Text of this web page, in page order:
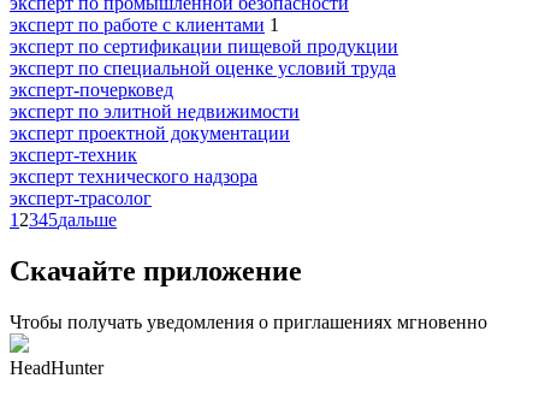
эксперт по работе с клиентами 1
эксперт по сертификации пищевой продукции
эксперт по специальной оценке условий труда
эксперт-почерковед
эксперт по элитной недвижимости
эксперт проектной документации
эксперт-техник
эксперт технического надзора
эксперт-трасолог
1 2345дальше
Скачайте приложение
Чтобы получать уведомления о приглашениях мгновенно
HeadHunter